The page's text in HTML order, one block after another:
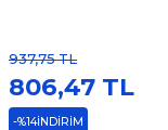
937,75 TL
806,47 TL
-%14İNDİRİM